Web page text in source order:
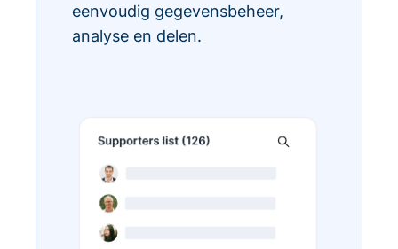
eenvoudig gegevensbeheer,
analyse en delen.